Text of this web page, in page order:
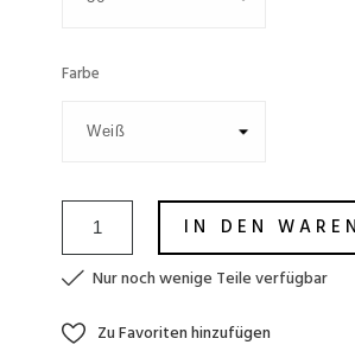
Farbe
IN DEN
Nur noch wenige Teile verfügbar
Zu Favoriten hinzufügen